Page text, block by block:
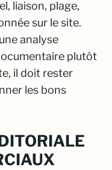
liaison, plage,
sur le site.
analyse
plutôt
il doit rester
les bons